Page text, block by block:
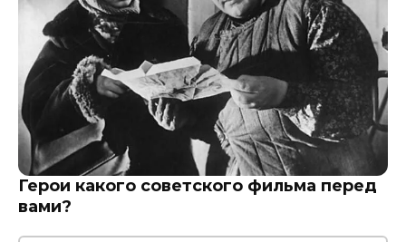
Герои какого советского фильма перед
вами?